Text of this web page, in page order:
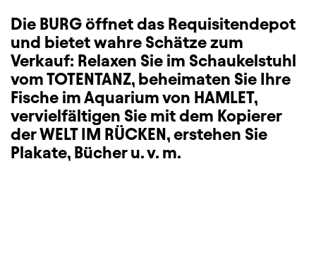
Die BURG öffnet das Requisitendepot
und bietet wahre Schätze zum
Verkauf: Relaxen Sie im Schaukelstuhl
vom TOTENTANZ, beheimaten Sie Ihre
Fische im Aquarium von HAMLET,
vervielfältigen Sie mit dem Kopierer
der WELT IM RÜCKEN, erstehen Sie
Plakate, Bücher u. v. m.